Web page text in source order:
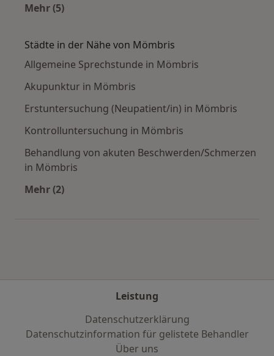
Mehr (5)
Städte in der Nähe von Mömbris
Allgemeine Sprechstunde in Mömbris
Akupunktur in Mömbris
Erstuntersuchung (Neupatient/in) in Mömbris
Kontrolluntersuchung in Mömbris
Behandlung von akuten Beschwerden/Schmerzen
in Mömbris
Mehr (2)
Leistung
Datenschutzerklärung
Datenschutzinformation für gelistete Behandler
Über uns